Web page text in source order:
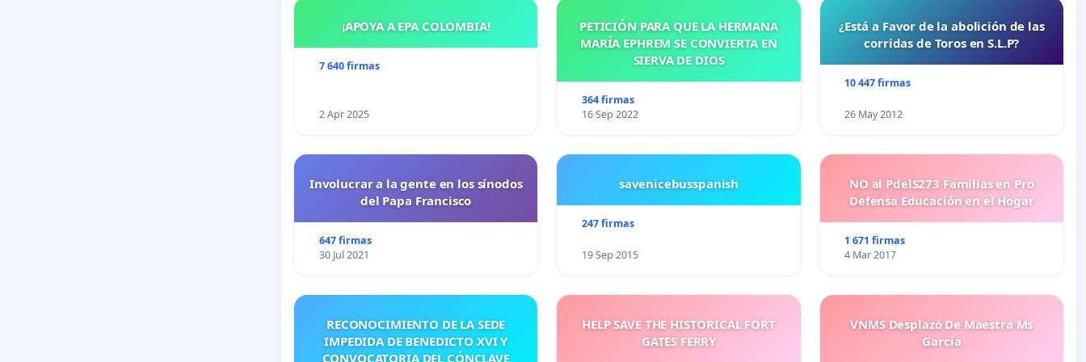
De Usted Atentamente
Siguen las firmas.
¡APOYA A EPA COLOMBIA!
7 640 firmas
2 Apr 2025
PETICIÓN PARA QUE LA HERMANA
MARÍA EPHREM SE CONVIERTA EN
SIERVA DE DIOS
364 firmas
16 Sep 2022
¿Está a Favor de la abolición de las
corridas de Toros en S.L.P?
10 447 firmas
26 May 2012
Involucrar a la gente en los sínodos
del Papa Francisco
647 firmas
30 Jul 2021
savenicebusspanish
247 firmas
19 Sep 2015
NO al PdelS273 Familias en Pro
Defensa Educación en el Hogar
1 671 firmas
4 Mar 2017
RECONOCIMIENTO DE LA SEDE
IMPEDIDA DE BENEDICTO XVI Y
CONVOCATORIA DEL CÓNCLAVE
HELP SAVE THE HISTORICAL FORT
GATES FERRY
VNMS Desplazó De Maestra Ms
García